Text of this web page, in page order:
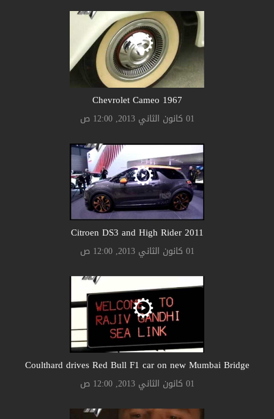
Chevrolet Cameo 1967
01 كانون الثاني 2013, 12:00 ص
Citroen DS3 and High Rider 2011
01 كانون الثاني 2013, 12:00 ص
Coulthard drives Red Bull F1 car on new Mumbai Bridge
01 كانون الثاني 2013, 12:00 ص